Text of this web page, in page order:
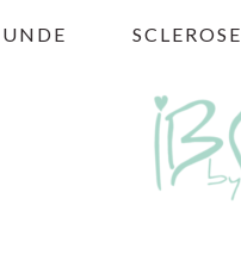
SCLEROSE